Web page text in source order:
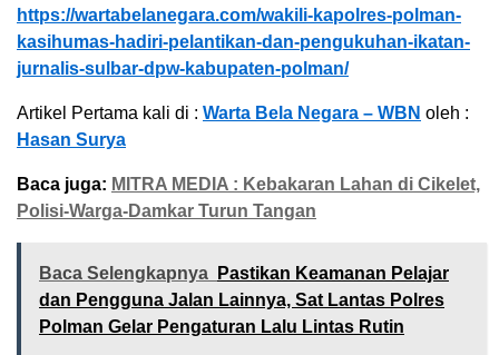
https://wartabelanegara.com/wakili-kapolres-polman-
kasihumas-hadiri-pelantikan-dan-pengukuhan-ikatan-
jurnalis-sulbar-dpw-kabupaten-polman/
Artikel Pertama kali di : Warta Bela Negara – WBN oleh :
Hasan Surya
Baca juga: MITRA MEDIA : Kebakaran Lahan di Cikelet,
Polisi-Warga-Damkar Turun Tangan
Baca Selengkapnya
Pastikan Keamanan Pelajar
dan Pengguna Jalan Lainnya, Sat Lantas Polres
Polman Gelar Pengaturan Lalu Lintas Rutin